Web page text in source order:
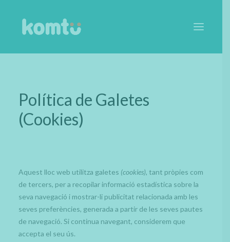
QUÈ OFERIM
COM HO FEM
CONTACTA
Política de Galetes
(Cookies)
Aquest lloc web utilitza galetes (cookies), tant pròpies com
de tercers, per a recopilar informació estadística sobre la
seva navegació i mostrar-li publicitat relacionada amb les
seves preferències, generada a partir de les seves pautes
de navegació. Si continua navegant, considerem que
accepta el seu ús.